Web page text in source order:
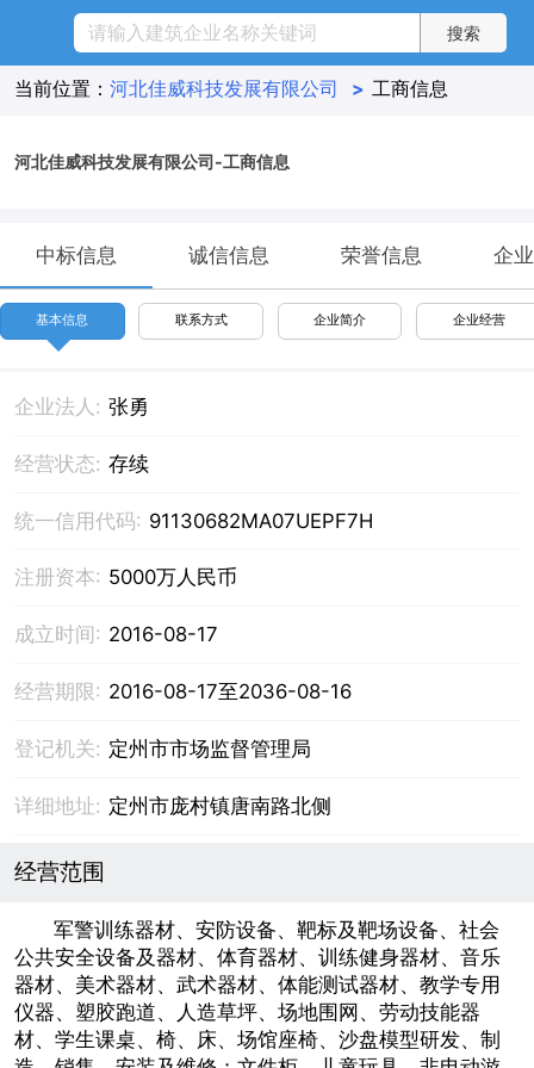
当前位置： 河北佳威科技发展有限公司 > 工商信息
河北佳威科技发展有限公司-工商信息
中标信息 诚信信息 荣誉信息 企
基本信息 联系方式 企业简介 企业经营
企业法人: 张勇
经营状态: 存续
统一信用代码: 91130682MA07UEPF7H
注册资本: 5000万人民币
成立时间: 2016-08-17
经营期限: 2016-08-17至2036-08-16
登记机关: 定州市市场监督管理局
详细地址: 定州市庞村镇唐南路北侧
经营范围
军警训练器材、安防设备、靶标及靶场设备、社会
公共安全设备及器材、体育器材、训练健身器材、音乐
器材、美术器材、武术器材、体能测试器材、教学专用
仪器、塑胶跑道、人造草坪、场地围网、劳动技能器
材、学生课桌、椅、床、场馆座椅、沙盘模型研发、制